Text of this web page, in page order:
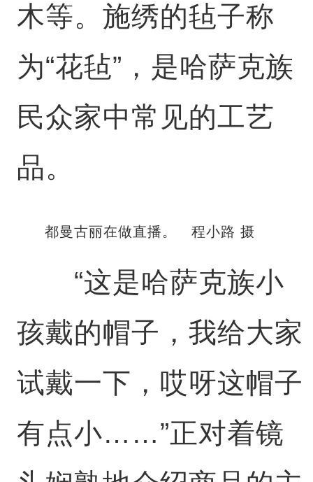
木等。施绣的毡子称
为“花毡”，是哈萨克族
民众家中常见的工艺
品。
都曼古丽在做直播。 程小路 摄
“这是哈萨克族小
孩戴的帽子，我给大家
试戴一下，哎呀这帽子
有点小……”正对着镜